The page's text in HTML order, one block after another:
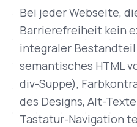
Bei jeder Webseite,
Barrierefreiheit kein
integraler Bestandteil
semantisches HTML
div-Suppe),
des Designs, Alt-
Tastatur-Navigation